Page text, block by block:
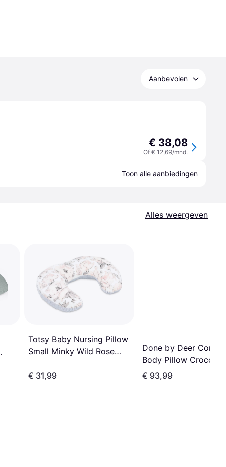
Aanbevolen
€ 38,08
Of € 12,69/mnd.
Toon alle aanbiedingen
Alles weergeven
Totsy Baby Nursing Pillow
Small Minky Wild Rose
€ 31,99
Done by Deer Comfy
Body Pillow Croco
€ 93,99